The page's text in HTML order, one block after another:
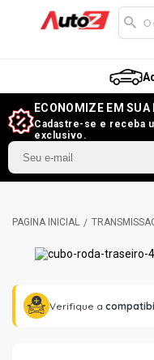
ECONOMIZE EM
Cadastre-se e receba
exclusivo.
Verifique a